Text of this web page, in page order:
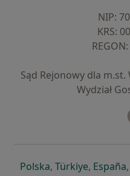
NIP:
KRS:
Sąd Rejonowy dla
Wydział
Polskaotwiera się w
, Türkiyeotwiera
, España,